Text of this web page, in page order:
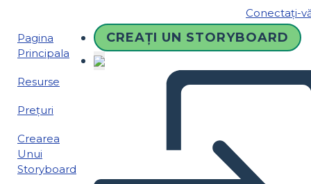
Conectați-
Pagina
Principala
Resurse
Prețuri
Crearea
Unui
Storyboard
CREAȚI UN STORYBOARD